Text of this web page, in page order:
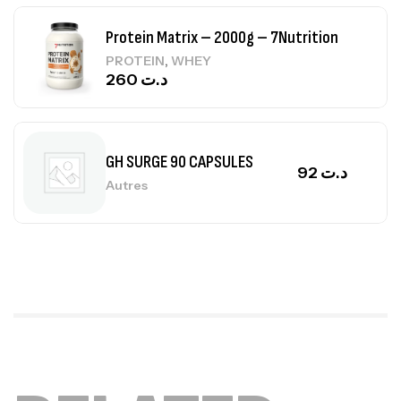
GH SURGE 90 CAPSULES
Autres
Mega Creatine CREAPURE – 306 Gr –
Biotech USA
Omega 3 – 100 Gélules – Scitec Nutrition